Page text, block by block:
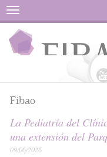
Menu
Fibao
La Pediatría del
una extensión del
09/06/2026